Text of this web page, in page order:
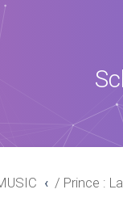
/ Prince :